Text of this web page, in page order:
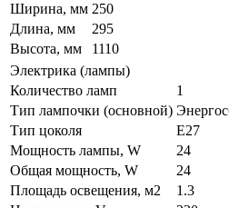
Ширина, мм 250
Длина, мм
295
Высота, мм
1110
Электрика (лампы)
Количество ламп
1
Тип лампочки (основной)
Тип цоколя
E27
Мощность лампы, W
24
Общая мощность, W
24
Площадь освещения, м2
1.3